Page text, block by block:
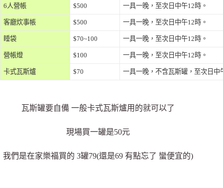
6人營帳
$500 一具一晚，至次日中午12時。
客廳炊事帳 $500 一具一晚，至次日中午12時。
睡袋 $70~100 一具一晚，至次日中午12時。
營帳燈 $100 一具一晚，至次日中午12時。
卡式瓦斯爐 $70 一具一晚，不含瓦斯罐，至次日中
瓦斯罐要自備 一般卡式瓦斯爐用的就可以了
現場買一罐是50元
我們是在家樂福買的 3罐79(還是69 有點忘了 蠻便宜的)